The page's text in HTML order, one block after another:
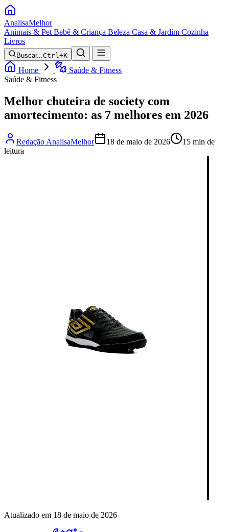
AnalisaMelhor
Animais & Pet Bebê & Criança Beleza Casa & Jardim Cozinha
Livros
Buscar...Ctrl+K
Home
Saúde & Fitness
Saúde & Fitness
Melhor chuteira de society com
amortecimento: as 7 melhores em 2026
Redação AnalisaMelhor 18 de maio de 2026
15 min de
leitura
Atualizado em 18 de maio de 2026